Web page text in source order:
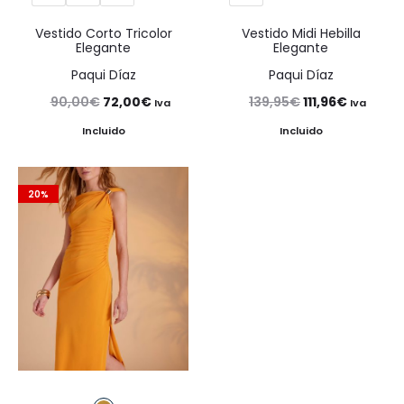
Vestido Corto Tricolor
Elegante
Paqui Díaz
90,00€ El
precio
era:
90,00€.
72,00€ElIva
Incluido
Vestido Midi Hebilla
Elegante
Paqui Díaz
139,95€El
precio
111,96€ElIva
Incluido
20%